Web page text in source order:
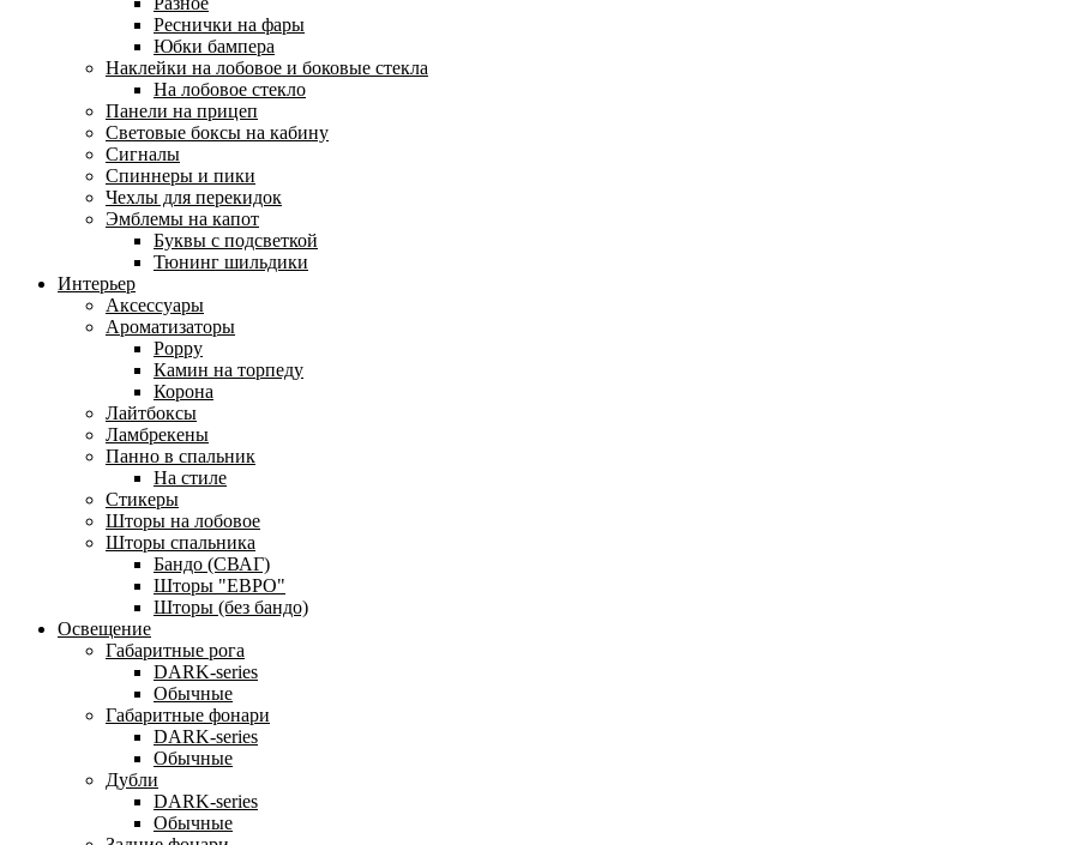
Реснички на фары
Юбки бампера
Наклейки на лобовое и боковые стекла
На лобовое стекло
Панели на прицеп
Световые боксы на кабину
Сигналы
Спиннеры и пики
Чехлы для перекидок
Эмблемы на капот
Буквы с подсветкой
Тюнинг шильдики
Интерьер
Аксессуары
Ароматизаторы
Poppy
Камин на торпеду
Корона
Лайтбоксы
Ламбрекены
Панно в спальник
На стиле
Стикеры
Шторы на лобовое
Шторы спальника
Бандо (СВАГ)
Шторы "ЕВРО"
Шторы (без бандо)
Освещение
Габаритные рога
DARK-series
Обычные
Габаритные фонари
DARK-series
Обычные
Дубли
DARK-series
Обычные